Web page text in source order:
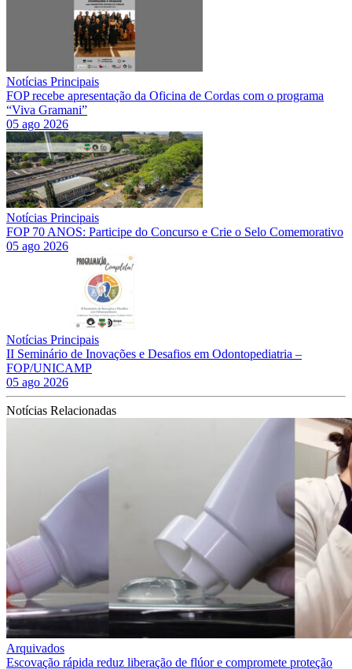
Notícias Principais
FOP recebe apresentação da Oficina de Cordas com o programa
“Viva Gramani”
05 ago 2026
Notícias Principais
FOP 70 ANOS: Participe do Concurso e Crie o Selo Comemorativo
05 ago 2026
Notícias Principais
II Seminário de Inovações e Desafios em Odontopediatria –
FOP/UNICAMP
05 ago 2026
Notícias Relacionadas
Arquivados
Escovação rápida reduz liberação de flúor e compromete proteção